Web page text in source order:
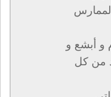
و أبشع و
من كل